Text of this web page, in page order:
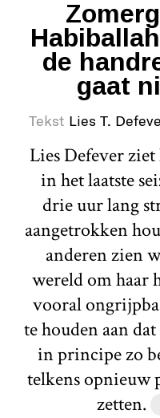
de
gaat
Tekst Lies T.
Lies Defever
in het laatste
drie uur lang
aangetrokken
anderen zien
wereld om haar
vooral
te houden aan
in principe zo
telkens opnieuw
zetten.